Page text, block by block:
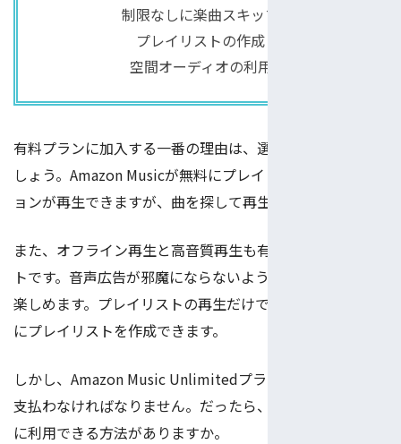
制限なしに楽曲スキップ
プレイリストの作成
空間オーディオの利用
有料プランに加入する一番の理由は、選曲ができることで
しょう。Amazon Musicが無料にプレイリストとステーシ
ョンが再生できますが、曲を探して再生できません。
また、オフライン再生と高音質再生も有料プランのメリッ
トです。音声広告が邪魔にならないように、音楽を安心に
楽しめます。プレイリストの再生だけではなく、自分なり
にプレイリストを作成できます。
しかし、Amazon Music Unlimitedプランは月に980円を
支払わなければなりません。だったら、有料プランを無料
に利用できる方法がありますか。